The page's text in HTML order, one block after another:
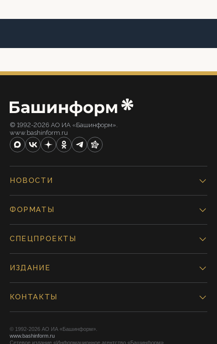
© 1992-2026 АО ИА «Башинформ».
www.bashinform.ru
НОВОСТИ
ФОРМАТЫ
СПЕЦПРОЕКТЫ
ИЗДАНИЕ
КОНТАКТЫ
© 1992-2026 АО ИА «Башинформ».
www.bashinform.ru
Сетевое издание «Информационное агентство «Башинформ»